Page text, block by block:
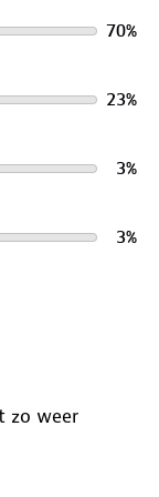
in te leveren
geopend
70%
23%
3%
3%
zo weer